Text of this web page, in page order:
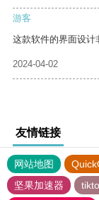
游客
这款软件的界面设计
2024-04-02
友情链接
网站地图
坚果加速器